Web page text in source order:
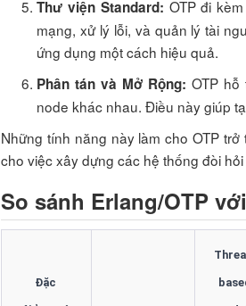
Thư viện Standard: OTP đi
mạng, xử lý lỗi, và quản lý tài
ứng dụng một cách hiệu quả.
Phân tán và Mở Rộng: OTP
node khác nhau. Điều này giúp
Những tính năng này làm cho OTP
cho việc xây dựng các hệ thống đòi
So sánh Erlang/OTP
Đặc